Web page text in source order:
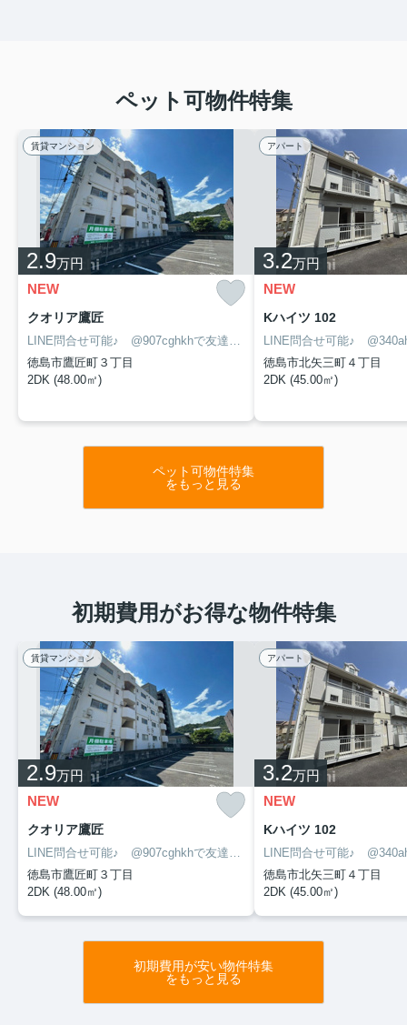
ペット可物件特集
賃貸マンション
2.9万円
NEW
クオリア鷹匠
LINE問合せ可能♪ @907cghkhで友達検索して下さい
徳島市鷹匠町３丁目
2DK (48.00㎡)
アパート
3.2万円
NEW
Kハイツ 102
徳島市北矢三町４丁目
2DK (45.00㎡)
ペット可物件特集
をもっと見る
初期費用がお得な物件特集
賃貸マンション
2.9万円
NEW
クオリア鷹匠
LINE問合せ可能♪ @907cghkhで友達検索して下さい
徳島市鷹匠町３丁目
2DK (48.00㎡)
アパート
3.2万円
NEW
Kハイツ 102
徳島市北矢三町４丁目
2DK (45.00㎡)
初期費用が安い物件特集
をもっと見る